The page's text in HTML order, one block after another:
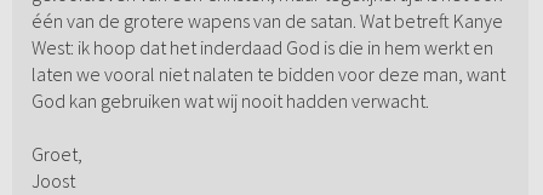
één van de grotere wapens van de satan. Wat betreft Kanye
West: ik hoop dat het inderdaad God is die in hem werkt en
laten we vooral niet nalaten te bidden voor deze man, want
God kan gebruiken wat wij nooit hadden verwacht.
Groet,
Joost